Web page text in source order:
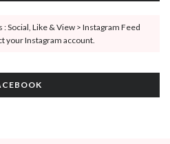
Social, Like & View > Instagram Feed
your Instagram account.